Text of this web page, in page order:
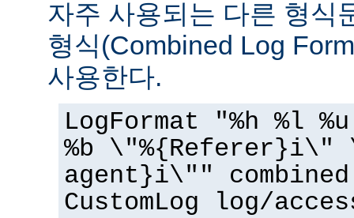
자주 사용되는 다른 형식
형식(Combined Log
사용한다.
LogFormat "%h %l
%b \"%{Referer}i\"
agent}i\"" combined
CustomLog log/